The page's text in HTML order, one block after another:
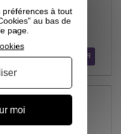
Prix
13,99 €
AJOUTER AU PANIER
préférences à tout
au bas de
page.
moi